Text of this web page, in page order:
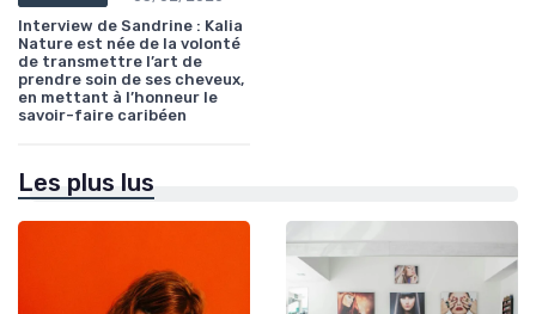
Interview de Sandrine : Kalia
Nature est née de la volonté
de transmettre l’art de
prendre soin de ses cheveux,
en mettant à l’honneur le
savoir-faire caribéen
Les plus lus